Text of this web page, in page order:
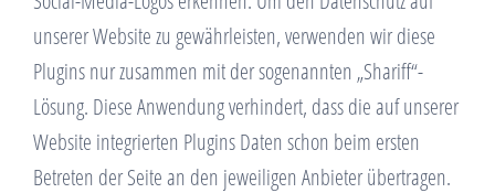
unserer Website zu gewährleisten, verwenden wir diese
Plugins nur zusammen mit der sogenannten „Shariff“-
Lösung. Diese Anwendung verhindert, dass die auf unserer
Website integrierten Plugins Daten schon beim ersten
Betreten der Seite an den jeweiligen Anbieter übertragen.